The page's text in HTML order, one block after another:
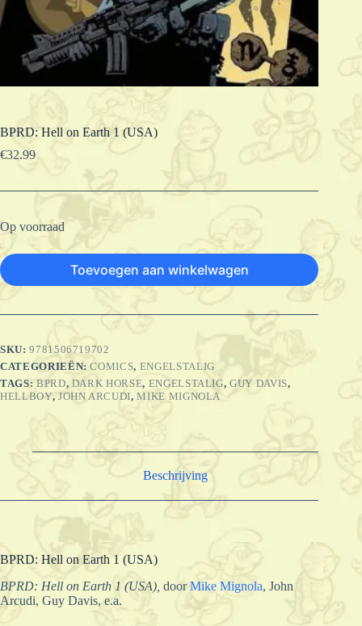
BPRD: Hell on Earth 1 (USA)
€32.99
Op voorraad
Toevoegen aan winkelwagen
SKU:9781506719702
CATEGORIEËN:COMICS, ENGELSTALIG
TAGS: BPRD, DARK HORSE, ENGELSTALIG,GUY DAVIS,
HELLBOY, JOHN ARCUDI,MIKE MIGNOLA
Beschrijving
BPRD: Hell on Earth 1 (USA)
BPRD: Hell on Earth 1 (USA), doorMike Mignola, John
Arcudi, Guy Davis, e.a.